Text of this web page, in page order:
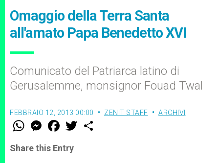
Omaggio della Terra Santa
all'amato Papa Benedetto XVI
Comunicato del Patriarca latino di
Gerusalemme, monsignor Fouad Twal
FEBBRAIO 12, 2013 00:00 ZENIT STAFF ARCHIVI
W
t
s
M
e
s
e
F
a
e
b
w
Share this Entry